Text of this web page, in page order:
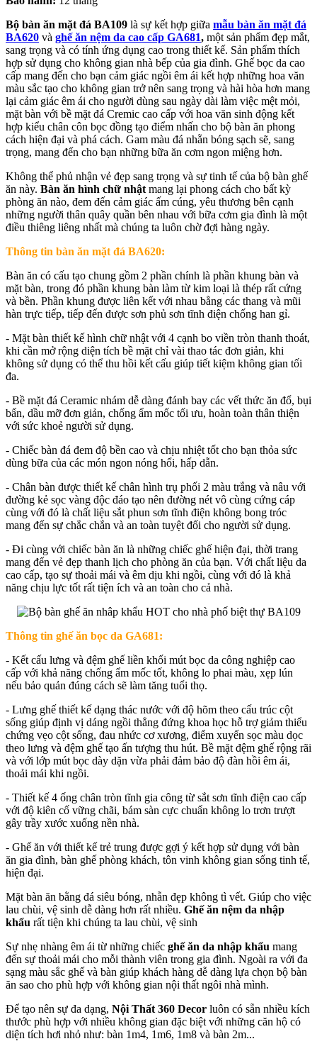
Bộ bàn ăn mặt đá BA109 là sự kết hợp giữa mẫu bàn ăn mặt đá
BA620 và ghế ăn nệm da cao cấp GA681, một sản phẩm đẹp mắt,
sang trọng và có tính ứng dụng cao trong thiết kế. Sản phẩm thích
hợp sử dụng cho không gian nhà bếp của gia đình. Ghế bọc da cao
cấp mang đến cho bạn cảm giác ngồi êm ái kết hợp những hoa văn
màu sắc tạo cho không gian trở nên sang trọng và hài hòa hơn mang
lại cảm giác êm ái cho người dùng sau ngày dài làm việc mệt mỏi,
mặt bàn với bề mặt đá Cremic cao cấp với hoa văn sinh động kết
hợp kiểu chân côn bọc đồng tạo điểm nhấn cho bộ bàn ăn phong
cách hiện đại và phá cách. Gam màu đá nhẵn bóng sạch sẽ, sang
trọng, mang đến cho bạn những bữa ăn cơm ngon miệng hơn.
Không thể phủ nhận vẻ đẹp sang trọng và sự tinh tế của bộ bàn ghế
ăn này. Bàn ăn hình chữ nhật mang lại phong cách cho bất kỳ
phòng ăn nào, đem đến cảm giác ấm cúng, yêu thương bên cạnh
những người thân quây quần bên nhau với bữa cơm gia đình là một
điều thiêng liêng nhất mà chúng ta luôn chờ đợi hàng ngày.
Thông tin bàn ăn mặt đá BA620:
Bàn ăn có cấu tạo chung gồm 2 phần chính là phần khung bàn và
mặt bàn, trong đó phần khung bàn làm từ kim loại là thép rất cứng
và bền. Phần khung được liên kết với nhau bằng các thang và mũi
hàn trực tiếp, tiếp đến được sơn phủ sơn tĩnh điện chống han gỉ.
- Mặt bàn thiết kế hình chữ nhật với 4 cạnh bo viền tròn thanh thoát,
khi cần mở rộng diện tích bề mặt chỉ vài thao tác đơn giản, khi
không sử dụng có thể thu hồi kết cấu giúp tiết kiệm không gian tối
đa.
- Bề mặt đá Ceramic nhám dễ dàng đánh bay các vết thức ăn đổ, bụi
bẩn, dầu mỡ đơn giản, chống ẩm mốc tối ưu, hoàn toàn thân thiện
với sức khoẻ người sử dụng.
- Chiếc bàn đá đem độ bền cao và chịu nhiệt tốt cho bạn thỏa sức
dùng bữa của các món ngon nóng hổi, hấp dẫn.
- Chân bàn được thiết kế chân hình trụ phối 2 màu trắng và nâu với
đường kẻ sọc vàng độc đáo tạo nên đường nét vô cùng cứng cáp
cùng với đó là chất liệu sắt phun sơn tĩnh điện không bong tróc
mang đến sự chắc chắn và an toàn tuyệt đối cho người sử dụng.
- Đi cùng với chiếc bàn ăn là những chiếc ghế hiện đại, thời trang
mang đến vẻ đẹp thanh lịch cho phòng ăn của bạn. Với chất liệu da
cao cấp, tạo sự thoải mái và êm dịu khi ngồi, cùng với đó là khả
năng chịu lực tốt rất tiện ích và an toàn cho cả nhà.
Thông tin ghế ăn bọc da GA681:
- Kết cấu lưng và đệm ghế liền khối mút bọc da công nghiệp cao
cấp với khả năng chống ẩm mốc tốt, không lo phai màu, xẹp lún
nếu bảo quản đúng cách sẽ làm tăng tuổi thọ.
- Lưng ghế thiết kế dạng thác nước với độ hõm theo cấu trúc cột
sống giúp định vị dáng ngồi thẳng đứng khoa học hỗ trợ giảm thiểu
chứng vẹo cột sống, đau nhức cơ xương, điểm xuyến sọc màu dọc
theo lưng và đệm ghế tạo ấn tượng thu hút. Bề mặt đệm ghế rộng rãi
và với lớp mút bọc dày dặn vừa phải đảm bảo độ đàn hồi êm ái,
thoải mái khi ngồi.
- Thiết kế 4 ống chân tròn tĩnh gia công từ sắt sơn tĩnh điện cao cấp
với độ kiên cố vững chãi, bám sàn cực chuẩn không lo trơn trượt
gây trầy xước xuống nền nhà.
- Ghế ăn với thiết kế trẻ trung được gợi ý kết hợp sử dụng với bàn
ăn gia đình, bàn ghế phòng khách, tôn vinh không gian sống tinh tế,
hiện đại.
Mặt bàn ăn bằng đá siêu bóng, nhẵn đẹp không tì vết. Giúp cho việc
lau chùi, vệ sinh dễ dàng hơn rất nhiều. Ghế ăn nệm da nhập
khẩu rất tiện khi chúng ta lau chùi, vệ sinh
Sự nhẹ nhàng êm ái từ những chiếc ghế ăn da nhập khẩu mang
đến sự thoải mái cho mỗi thành viên trong gia đình. Ngoài ra với đa
sạng màu sắc ghế và bàn giúp khách hàng dễ dàng lựa chọn bộ bàn
ăn sao cho phù hợp với không gian nội thất ngôi nhà mình.
Để tạo nên sự đa dạng, Nội Thất 360 Decor luôn có sẵn nhiều kích
thước phù hợp với nhiều không gian đặc biệt với những căn hộ có
diện tích hơi nhỏ như: bàn 1m4, 1m6, 1m8 và bàn 2m...